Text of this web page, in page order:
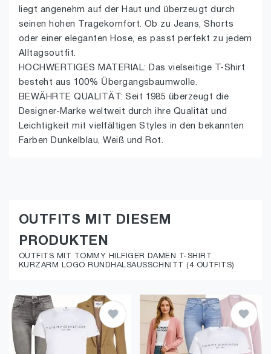
liegt angenehm auf der Haut und überzeugt durch
seinen hohen Tragekomfort. Ob zu Jeans, Shorts
oder einer eleganten Hose, es passt perfekt zu jedem
Alltagsoutfit.
HOCHWERTIGES MATERIAL: Das vielseitige T-Shirt
besteht aus 100% Übergangsbaumwolle.
BEWÄHRTE QUALITÄT: Seit 1985 überzeugt die
Designer-Marke weltweit durch ihre Qualität und
Leichtigkeit mit vielfältigen Styles in den bekannten
Farben Dunkelblau, Weiß und Rot.
OUTFITS MIT DIESEM
PRODUKTEN
OUTFITS MIT TOMMY HILFIGER DAMEN T-SHIRT
KURZARM LOGO RUNDHALSAUSSCHNITT (4 OUTFITS)